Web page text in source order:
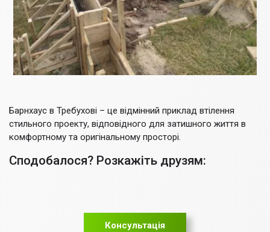
Барнхаус в Требухові – це відмінний приклад втілення
стильного проекту, відповідного для затишного життя в
комфортному та оригінальному просторі.
Сподобалося? Розкажіть друзям:
Консультація